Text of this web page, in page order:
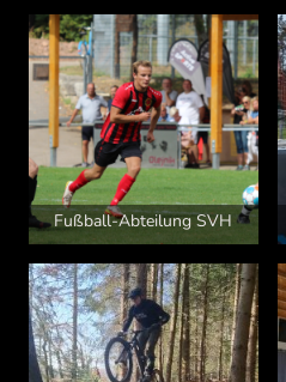
Fußball-Abteilung SVH